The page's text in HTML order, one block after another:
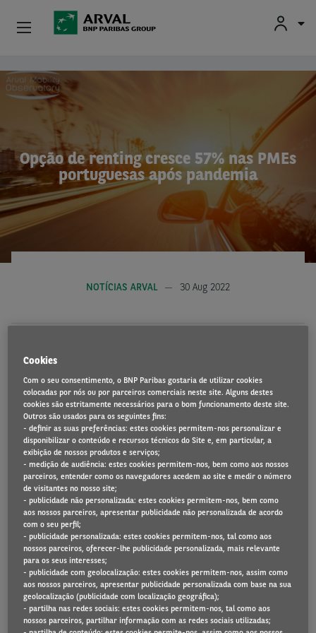
Passar para o conteúdo principal
Opção de renting cresce 57% nas PMEs
portuguesas após pandemia
NOTÍCIAS ARVAL 30 Aug 2022
Comunicado de Imprensa
Lisboa, 30 de agosto 2022
Opção de renting cresce 57% nas PMEs portuguesas
após pandemia
Barómetro Automóvel e de Mobilidade 2022 da
Arval revela que 35% das PMEs nacionais
consideram aumentar ou introduzir o renting
como método de financiamento das suas frotas
no decorrer dos próximos 3 anos.
Estudo do Arval Mobility Observatory revela que
uso de meios digitais está a transformar o
Particulares
Profissionais E Pequenas Empresas
Médias E Grandes Empresas
Carros Usados
Parceiros
Sobre A Arval
Cookies
Com o seu consentimento, o BNP Paribas gostaria de utilizar cookies
colocadas por nós ou por parceiros comerciais neste site. Alguns destes
cookies são estritamente necessários para o bom funcionamento deste site.
Outros são usados para os seguintes fins:
- definir as suas preferências: estes cookies permitem-nos personalizar e
disponibilizar o conteúdo e recursos técnicos do Site e, em particular, a
exibição de nossos produtos e serviços;
- medição de audiência: estes cookies permitem-nos, bem como aos nossos
parceiros, entender como os navegadores acedem ao site e medir o número
de visitantes no nosso site;
- publicidade não personalizada: estes cookies permitem-nos, bem como
aos nossos parceiros, apresentar publicidade não personalizada de acordo
com o seu perfil;
- publicidade personalizada: estes cookies permitem-nos, tal como aos
nossos parceiros, oferecer-lhe publicidade personalizada, mais relevante
para os seus interesses;
- publicidade com geolocalização: estes cookies permitem-nos, assim como
aos nossos parceiros, apresentar publicidade personalizada com base na sua
geolocalização (publicidade com localização geográfica);
- partilha nas redes sociais: estes cookies permitem-nos, tal como aos
nossos parceiros, partilhar informação com as redes sociais utilizadas;